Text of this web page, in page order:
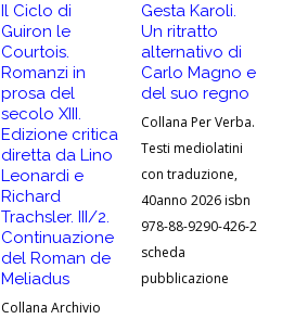
Il Ciclo di
Guiron le
Courtois.
Romanzi in
prosa del
secolo XIII.
Edizione critica
diretta da Lino
Leonardi e
Richard
Trachsler. III/2.
Continuazione
del Roman de
Meliadus
Collana Archivio
Gesta Karoli.
Un ritratto
alternativo di
Carlo Magno e
del suo regno
Collana Per Verba.
Testi mediolatini
con traduzione,
40anno 2026 isbn
978-88-9290-426-2
scheda
pubblicazione